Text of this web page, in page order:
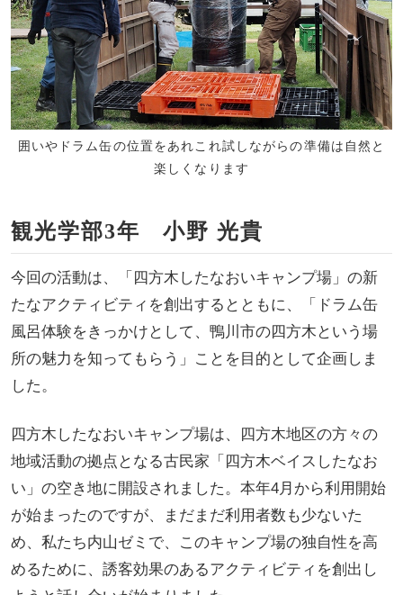
囲いやドラム缶の位置をあれこれ試しながらの準備は自然と
楽しくなります
観光学部3年 小野 光貴
今回の活動は、「四方木したなおいキャンプ場」の新
たなアクティビティを創出するとともに、「ドラム缶
風呂体験をきっかけとして、鴨川市の四方木という場
所の魅力を知ってもらう」ことを目的として企画しま
した。
四方木したなおいキャンプ場は、四方木地区の方々の
地域活動の拠点となる古民家「四方木ベイスしたなお
い」の空き地に開設されました。本年4月から利用開始
が始まったのですが、まだまだ利用者数も少ないた
め、私たち内山ゼミで、このキャンプ場の独自性を高
めるために、誘客効果のあるアクティビティを創出し